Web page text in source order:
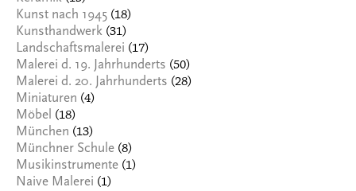
Kunst nach 1945 (18)
Kunsthandwerk (31)
Landschaftsmalerei (17)
Malerei d. 19. Jahrhunderts (50)
Malerei d. 20. Jahrhunderts (28)
Miniaturen (4)
Möbel (18)
München (13)
Münchner Schule (8)
Musikinstrumente (1)
Naive Malerei (1)